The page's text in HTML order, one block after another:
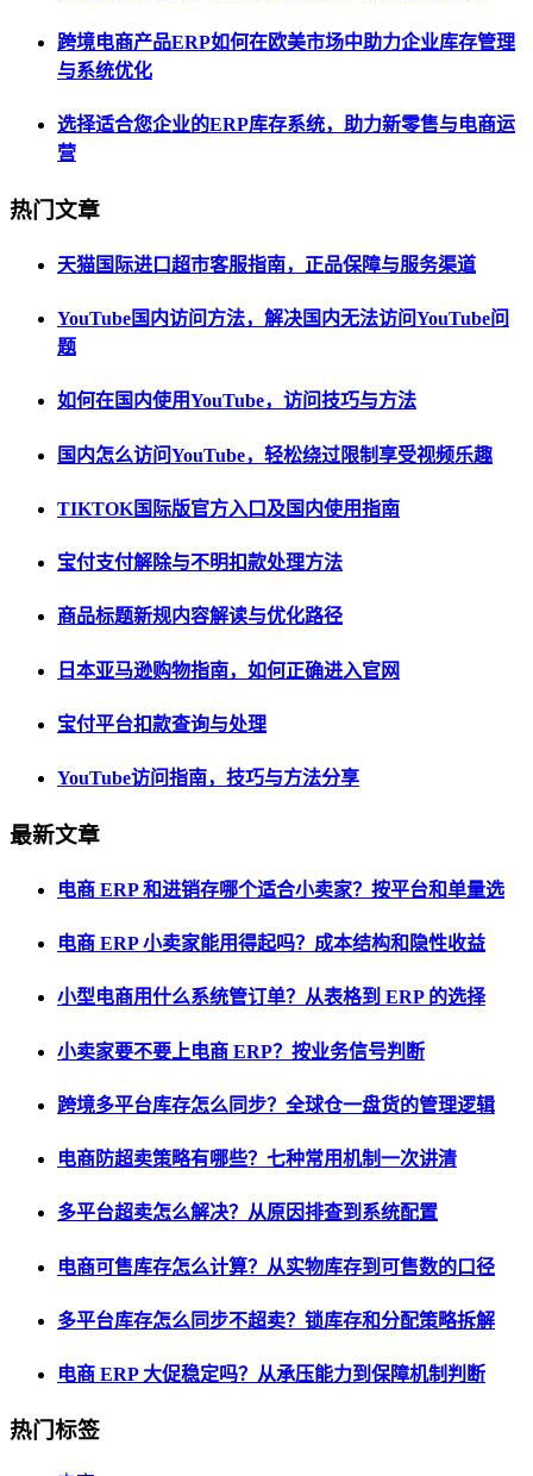
跨境电商产品ERP如何在欧美市场中助力企业库存管理
与系统优化
选择适合您企业的ERP库存系统，助力新零售与电商运
营
热门文章
天猫国际进口超市客服指南，正品保障与服务渠道
YouTube国内访问方法，解决国内无法访问YouTube问
题
如何在国内使用YouTube，访问技巧与方法
国内怎么访问YouTube，轻松绕过限制享受视频乐趣
TIKTOK国际版官方入口及国内使用指南
宝付支付解除与不明扣款处理方法
商品标题新规内容解读与优化路径
日本亚马逊购物指南，如何正确进入官网
宝付平台扣款查询与处理
YouTube访问指南，技巧与方法分享
最新文章
电商 ERP 和进销存哪个适合小卖家？按平台和单量选
电商 ERP 小卖家能用得起吗？成本结构和隐性收益
小型电商用什么系统管订单？从表格到 ERP 的选择
小卖家要不要上电商 ERP？按业务信号判断
跨境多平台库存怎么同步？全球仓一盘货的管理逻辑
电商防超卖策略有哪些？七种常用机制一次讲清
多平台超卖怎么解决？从原因排查到系统配置
电商可售库存怎么计算？从实物库存到可售数的口径
多平台库存怎么同步不超卖？锁库存和分配策略拆解
电商 ERP 大促稳定吗？从承压能力到保障机制判断
热门标签